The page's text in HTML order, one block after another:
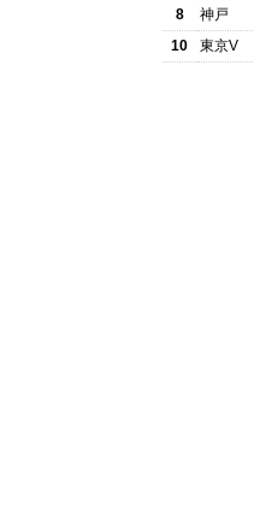
8
神戸
10
東京V